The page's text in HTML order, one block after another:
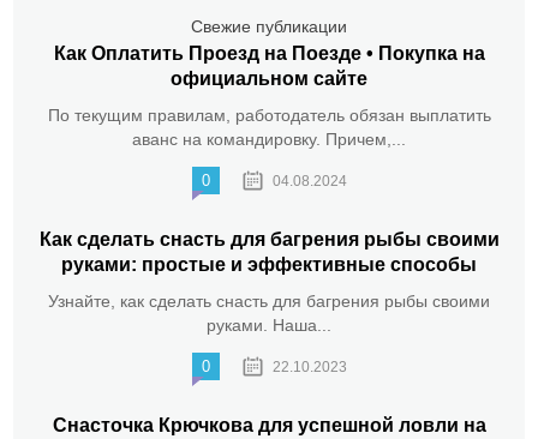
Свежие публикации
Как Оплатить Проезд на Поезде • Покупка на
официальном сайте
По текущим правилам, работодатель обязан выплатить
аванс на командировку. Причем,...
0 04.08.2024
Как сделать снасть для багрения рыбы своими
руками: простые и эффективные способы
Узнайте, как сделать снасть для багрения рыбы своими
руками. Наша...
0 22.10.2023
Снасточка Крючкова для успешной ловли на